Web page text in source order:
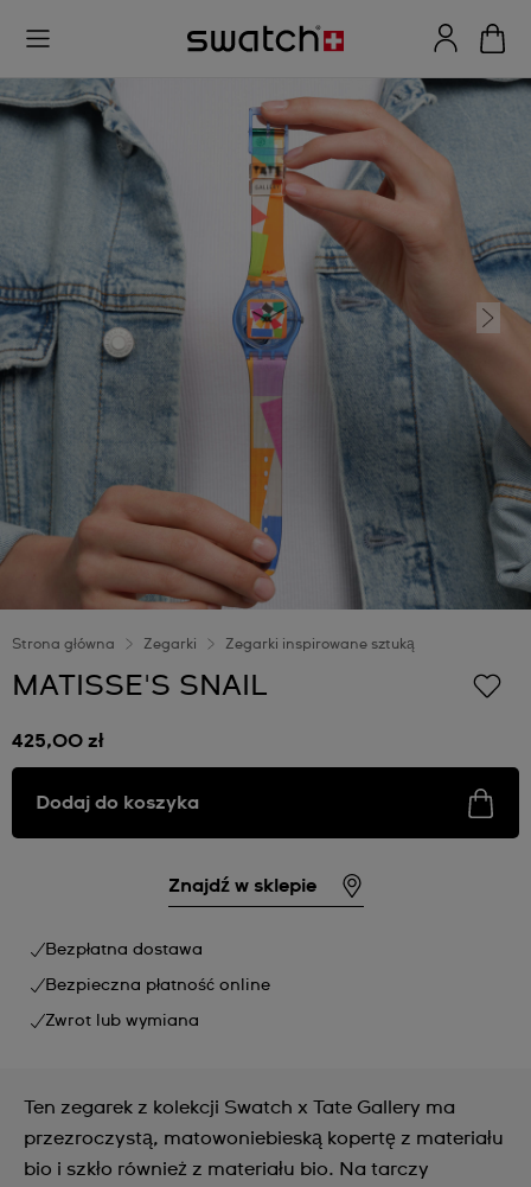
Strona główna Zegarki Zegarki inspirowane sztuką
MATISSE'S SNAIL
425,00 zł
Dodaj do koszyka
Znajdź w sklepie
Bezpłatna dostawa
Bezpieczna płatność online
Zwrot lub wymiana
Ten zegarek z kolekcji Swatch x Tate Gallery ma
przezroczystą, matowoniebieską kopertę z materiału
bio i szkło również z materiału bio. Na tarczy